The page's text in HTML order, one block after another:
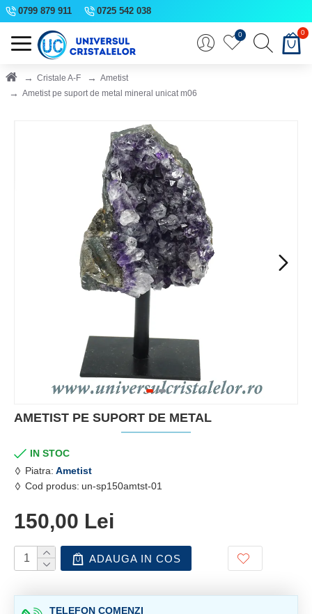
0799 879 911 0725 542 038
0 0
Cristale A-F
Ametist
Ametist pe suport de metal mineral unicat m06
AMETIST PE SUPORT DE METAL
IN STOC
Piatra: Ametist
Cod produs: un-sp150amtst-01
150,00 Lei
ADAUGA IN COS
TELEFON COMENZI